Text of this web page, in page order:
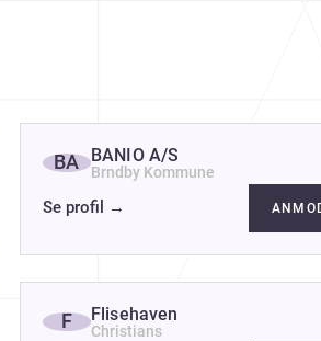
BA BANIO A/S
Brndby Kommune
Se profil →
F Flisehaven
Christians